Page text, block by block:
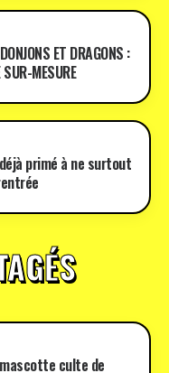
ET DRAGONS :
MESURE
primé à ne surtout
culte de